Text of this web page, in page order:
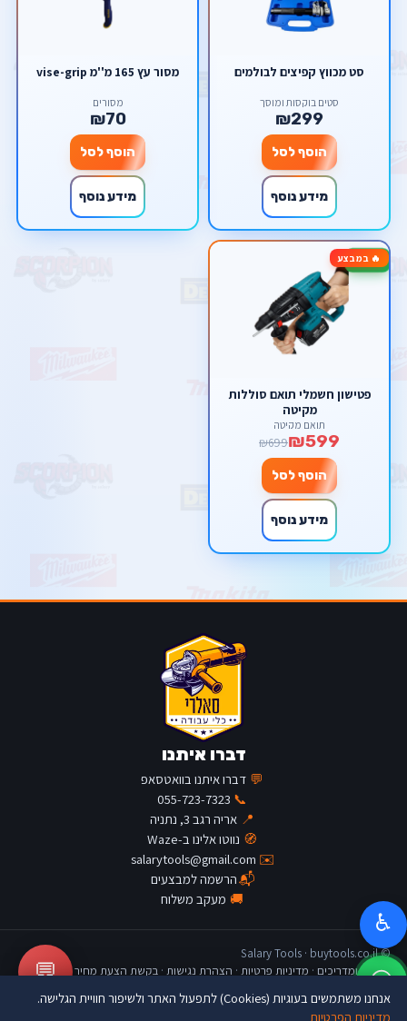
סט מכווץ קפיצים לבולמים
סטים בוקסות ומוסך
₪299
הוסף לסל
מידע נוסף
מסור עץ 165 מ''מ vise-grip
מסורים
₪70
הוסף לסל
מידע נוסף
🔥 במבצע-14%
פטישון חשמלי תואם סוללות
מקיטה
תואם מקיטה
₪599
₪699
הוסף לסל
מידע נוסף
דברו איתנו
💬 דברו איתנו בוואטסאפ
📞
055-723-7323
📍 אריה רגב 3, נתניה
🧭 נווטו אלינו ב-Waze
✉️
salarytools@gmail.com
📬הרשמה למבצעים
🚚 מעקב משלוח
© Salary Tools · buytools.co.il
כתבות ומדריכים · מדיניות פרטיות · הצהרת נגישות · בקשת הצעת מחיר 💬
♿
אנחנו משתמשים בעוגיות (Cookies) לתפעול האתר ולשיפור חוויית הגלישה.
מדיניות הפרטיות